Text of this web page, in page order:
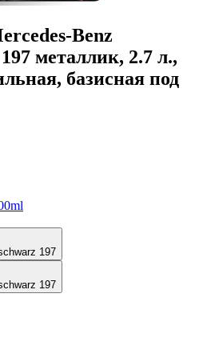
Benz
металлик, 2.7 л.,
базисная под
197
197